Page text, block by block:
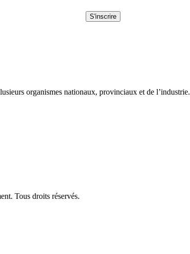
S'inscrire
organismes nationaux, provinciaux et de l’industrie.
Tous droits réservés.